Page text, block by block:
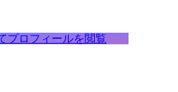
プロフィールを閲覧